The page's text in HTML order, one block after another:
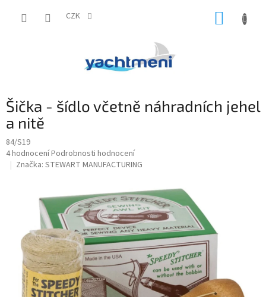
CZK
Šička - šídlo včetně náhradních jehel
a nitě
84/S19
Průměrné
hodnocení
hvězdiček.
4 hodnoceníPodrobnosti hodnocení
Značka: STEWART MANUFACTURING